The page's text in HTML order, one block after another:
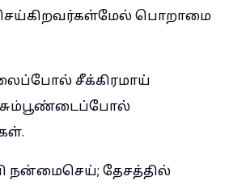
செய்கிறவர்கள்மேல் பொறாமை
சீக்கிரமாய்
நன்மைசெய்; தேசத்தில்